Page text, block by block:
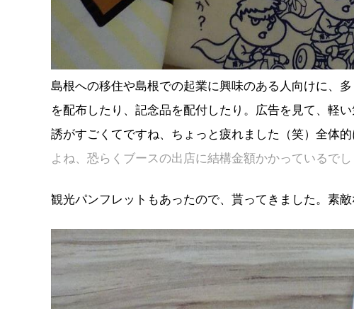
島根への移住や島根での起業に興味のある人向けに、
を配布したり、記念品を配付したり。広告を見て、軽
誘がすごくてですね、ちょっと疲れました（笑）全体
よね、恐らくブースの出店に結構金額かかっているで
観光パンフレットもあったので、貰ってきました。素